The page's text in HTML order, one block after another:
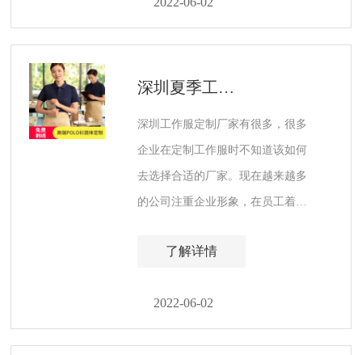
深圳夏季工作服定制验货时需要注意的事项
深圳工作服定制厂家有很多，很多
企业在定制工作服时不知道该如何
去选择合适的厂家。现在越来越多
的公司注重企业形象，在员工着装
提升了企业形象。
了解详情
2022-06-02